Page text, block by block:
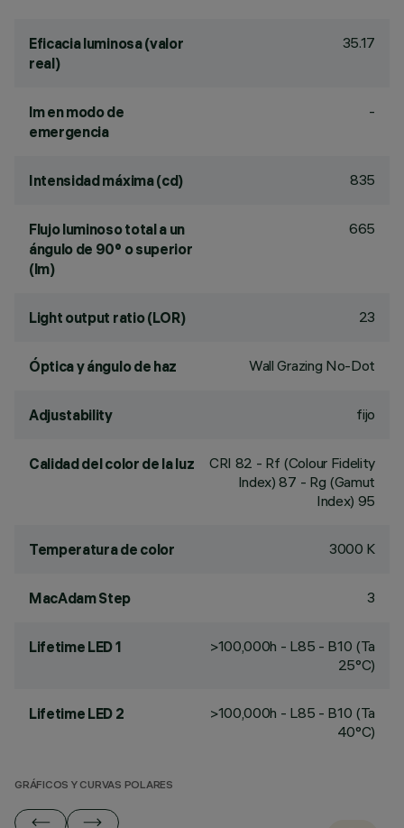
Eficacia luminosa (valor
real)
35.17
lm en modo de
emergencia
-
Intensidad máxima (cd) 835
Flujo luminoso total a un
ángulo de 90° o superior
(lm)
665
Light output ratio (LOR) 23
Óptica y ángulo de haz Wall Grazing No-Dot
Adjustability fijo
Calidad del color de la luz CRI 82 - Rf (Colour Fidelity
Index) 87 - Rg (Gamut
Index) 95
Temperatura de color 3000 K
MacAdam Step 3
Lifetime LED 1
>100,000h - L85 - B10 (Ta
25°C)
Lifetime LED 2
>100,000h - L85 - B10 (Ta
40°C)
GRÁFICOS Y CURVAS POLARES